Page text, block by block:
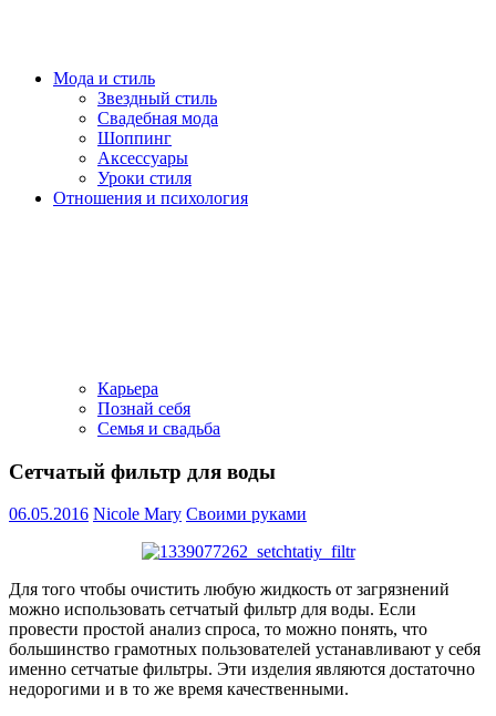
Мода и стиль
Звездный стиль
Свадебная мода
Шоппинг
Аксессуары
Уроки стиля
Отношения и психология
Карьера
Познай себя
Семья и свадьба
Сетчатый фильтр для воды
06.05.2016 Nicole Mary Своими руками
Для того чтобы очистить любую жидкость от загрязнений
можно использовать сетчатый фильтр для воды. Если
провести простой анализ спроса, то можно понять, что
большинство грамотных пользователей устанавливают у себя
именно сетчатые фильтры. Эти изделия являются достаточно
недорогими и в то же время качественными.